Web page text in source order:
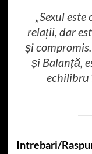
„Sexul
relații, dar
și
și Balanță,
echilibru
Intrebari/